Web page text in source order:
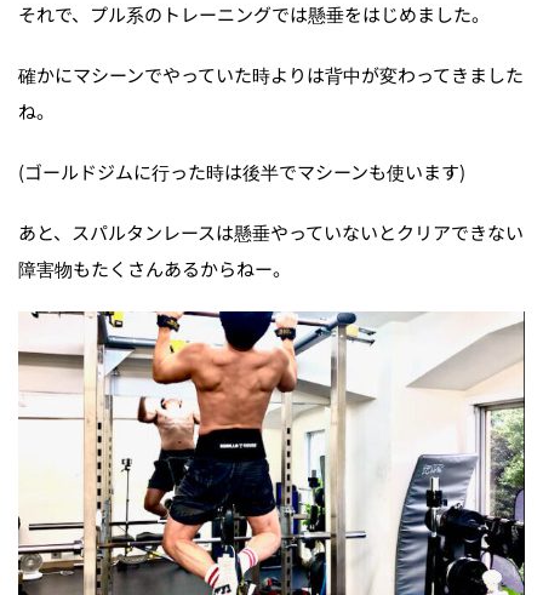
それで、プル系のトレーニングでは懸垂をはじめました。
確かにマシーンでやっていた時よりは背中が変わってきました
ね。
(ゴールドジムに行った時は後半でマシーンも使います)
あと、スパルタンレースは懸垂やっていないとクリアできない
障害物もたくさんあるからねー。